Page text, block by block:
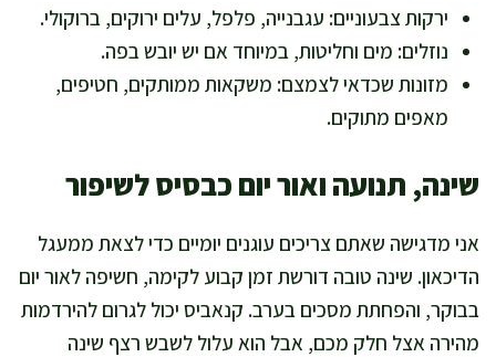
ירקות צבעוניים: עגבנייה, פלפל, עלים ירוקים, ברוקולי.
נוזלים: מים וחליטות, במיוחד אם יש יובש בפה.
מזונות שכדאי לצמצם: משקאות ממותקים, חטיפים,
מאפים מתוקים.
שינה, תנועה ואור יום כבסיס לשיפור
אני מדגישה שאתם צריכים עוגנים יומיים כדי לצאת ממעגל
הדיכאון. שינה טובה דורשת זמן קבוע לקימה, חשיפה לאור יום
בבוקר, והפחתת מסכים בערב. קנאביס יכול לגרום להירדמות
מהירה אצל חלק מכם, אבל הוא עלול לשבש רצף שינה